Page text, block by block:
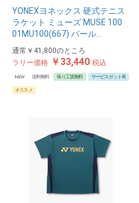
YONEXヨネックス 硬式テニス
ラケット ミューズ MUSE 100
01MU100(667) パール…
通常 ￥41,800のところ
ラリー価格 ￥33,440 税込
NEW 送料無料 張り工賃無料 サービスガット有
オススメ